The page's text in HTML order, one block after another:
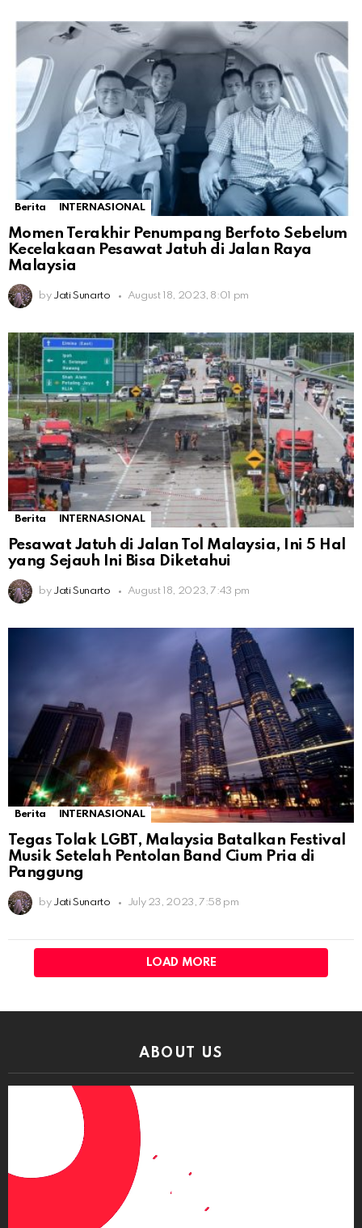
Berita INTERNASIONAL
Momen Terakhir Penumpang Berfoto Sebelum
Kecelakaan Pesawat Jatuh di Jalan Raya
Malaysia
by Jati Sunarto August 18, 2023, 8:01 pm
Berita INTERNASIONAL
Pesawat Jatuh di Jalan Tol Malaysia, Ini 5 Hal
yang Sejauh Ini Bisa Diketahui
by Jati Sunarto August 18, 2023, 7:43 pm
Berita INTERNASIONAL
Tegas Tolak LGBT, Malaysia Batalkan Festival
Musik Setelah Pentolan Band Cium Pria di
Panggung
by Jati Sunarto July 23, 2023, 7:58 pm
LOAD MORE
ABOUT US